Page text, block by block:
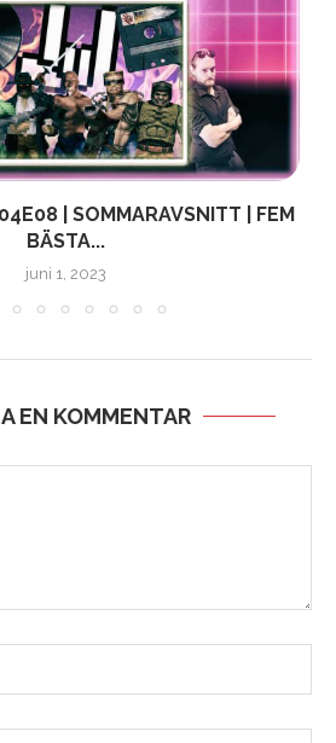
| SOMMARAVSNITT | FEM
BÄSTA...
juni 1, 2023
EN KOMMENTAR